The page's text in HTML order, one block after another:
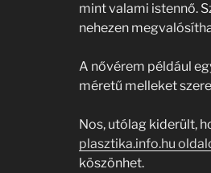
mint valami istennő.
nehezen
A nővérem például
méretű melleket
Nos, utólag kiderült,
plasztika.info.hu
köszönhet.